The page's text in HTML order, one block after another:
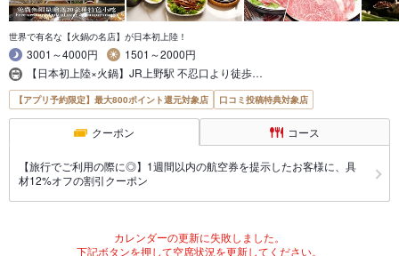
世界で有名な【火鍋の名店】が日本初上陸！
3001～4000円
1501～2000円
【日本初上陸×火鍋】JR上野駅 不忍口より徒歩…
【アプリ予約限定】最大800ポイント還元対象店 口コミ投稿特典対象店
クーポン コース
【旅行でご利用の際に◎】1週間以内の航空券を提示したお客様に、具
材12%オフの割引クーポン
カレンダーの更新に失敗しました。
下記ボタンを押して空席状況を更新してください。